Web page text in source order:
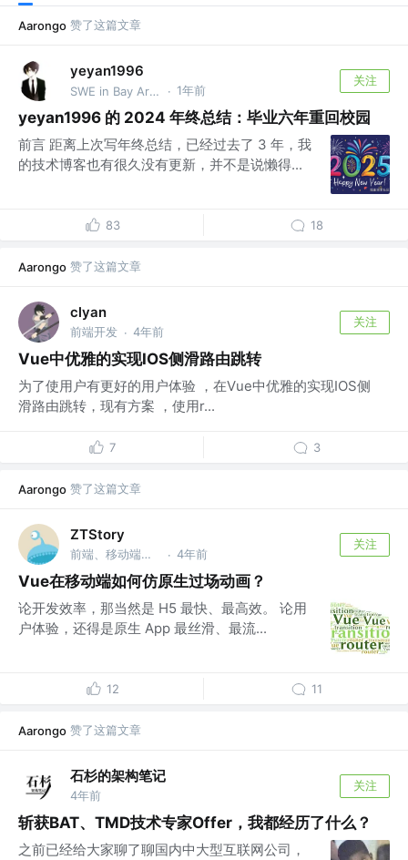
Aarongo 赞了这篇文章
yeyan1996
SWE in Bay Area @TikTok · 1年前
关注
yeyan1996 的 2024 年终总结：毕业六年重回校园
前言 距离上次写年终总结，已经过去了 3 年，我
的技术博客也有很久没有更新，并不是说懒得...
83 18
Aarongo 赞了这篇文章
clyan
前端开发 · 4年前
关注
Vue中优雅的实现IOS侧滑路由跳转
为了使用户有更好的用户体验 ，在Vue中优雅的实现IOS侧
滑路由跳转，现有方案 ，使用r...
7 3
Aarongo 赞了这篇文章
ZTStory
前端、移动端开发 · 4年前
关注
Vue在移动端如何仿原生过场动画？
论开发效率，那当然是 H5 最快、最高效。 论用
户体验，还得是原生 App 最丝滑、最流...
12 11
Aarongo 赞了这篇文章
石杉的架构笔记
4年前
关注
斩获BAT、TMD技术专家Offer，我都经历了什么？
之前已经给大家聊了聊国内中大型互联网公司，